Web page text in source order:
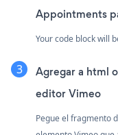
Appointments
Your code block will
Agregar a html
editor Vimeo
Pegue el fragmento